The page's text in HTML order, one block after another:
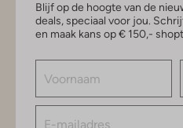
Blijf op de hoogte van de
deals, speciaal voor jou.
en maak kans op € 150,-